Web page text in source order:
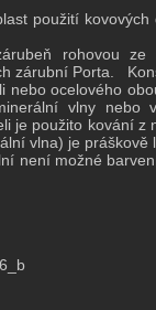
použití kovových
rohovou ze
zárubní Porta.
nebo ocelového
vlny nebo
je použito kování z
vlna) je práškově
není možné